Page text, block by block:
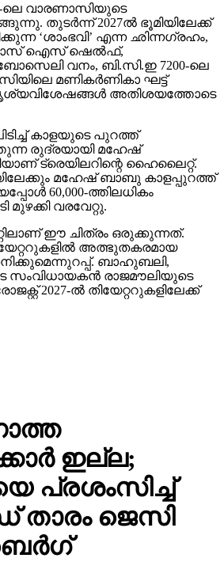
ലെ വാരണാസിയുടെ
തുടര്‍ന്ന് 2027ല്‍ ഭൂമിയിലേക്ക്
‘ശാംഭവി’ എന്ന ഛിന്നഗ്രഹം,
റോസ് ഐസ് ഷെല്‍ഫ്,
വനം, ബി.സി.ഇ 7200-ലെ
മണികര്‍ണികാ ഘട്ട്
ദൃശ്യവിശേഷങ്ങള്‍ അതിശയത്തോടെ
കാളയുടെ പുറത്ത്
രുദ്രയായി മഹേഷ്
ട്രെയിലറിന്റെ ഹൈലൈറ്റ്.
മഹേഷ് ബാബു കാളപ്പുറത്ത്
60,000-ത്തിലധികം
വരവേറ്റു.
ഈ ചിത്രം ഒരുക്കുന്നത്.
അത്ഭുതകരമായ
ബാഹുബലി,
രാജമൗലിയുടെ
2027-ല്‍ തിയേറ്ററുകളിലേക്ക്
ഇല്ല;
പ്രശംസിച്ച്
ജെസി